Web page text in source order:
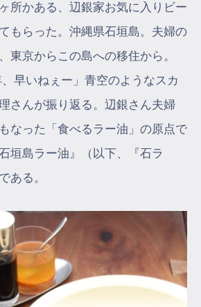
所かある、辺銀家お気に入りビー
もらった。沖縄県石垣島。夫婦の
東京からこの島への移住から。
、早いねぇー」青空のようなスカ
さんが振り返る。辺銀さん夫婦
なった「食べるラー油」の原点で
垣島ラー油』（以下、『石ラ
ある。